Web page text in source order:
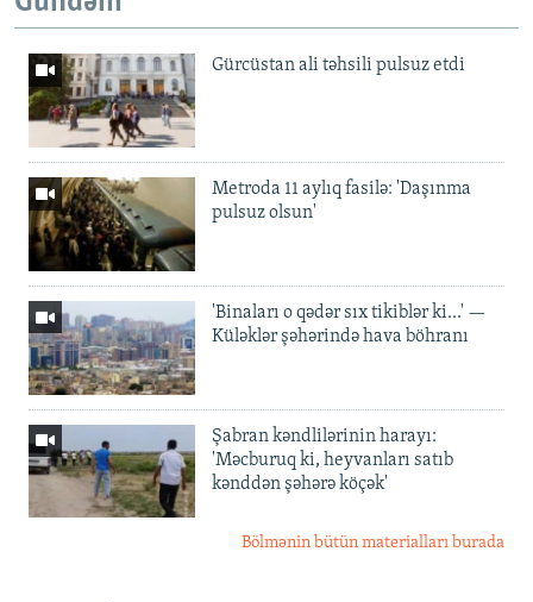
Gürcüstan ali təhsili pulsuz etdi
Metroda 11 aylıq fasilə: 'Daşınma
pulsuz olsun'
'Binaları o qədər sıx tikiblər ki...' —
Küləklər şəhərində hava böhranı
Şabran kəndlilərinin harayı:
'Məcburuq ki, heyvanları satıb
kənddən şəhərə köçək'
Bölmənin bütün materialları burada